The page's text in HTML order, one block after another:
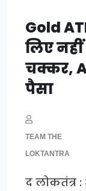
Gold
लिए
चक्कर,
पैसा
TEAM THE
LOKTANTRA
द लोकतंत्र